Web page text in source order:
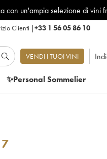
con un'ampia selezione di vini
Clienti |+33 1 56 05 86 10
VENDI I TUOI VINI
✨Personal Sommelier